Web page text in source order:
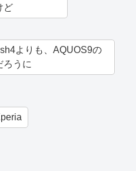
ど
よりも、AQUOS9の
ろうに